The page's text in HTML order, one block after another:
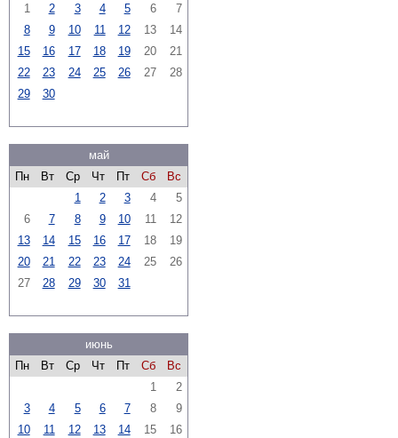
1
2 3 4 5 6
7
8
9 10 11 12 13
14
15
16 17 18 19 20
21
22
23 24 25 26 27
28
29
30
май
Пн
Вт Ср Чт Пт Сб
Вс
1
2 3 4
5
6
7 8 9 10 11
12
13
14 15 16 17 18
19
20
21 22 23 24 25
26
27
28 29 30 31
июнь
Пн
Вт Ср Чт Пт Сб
Вс
1
2
3
4 5 6 7 8
9
10
11 12 13 14 15
16